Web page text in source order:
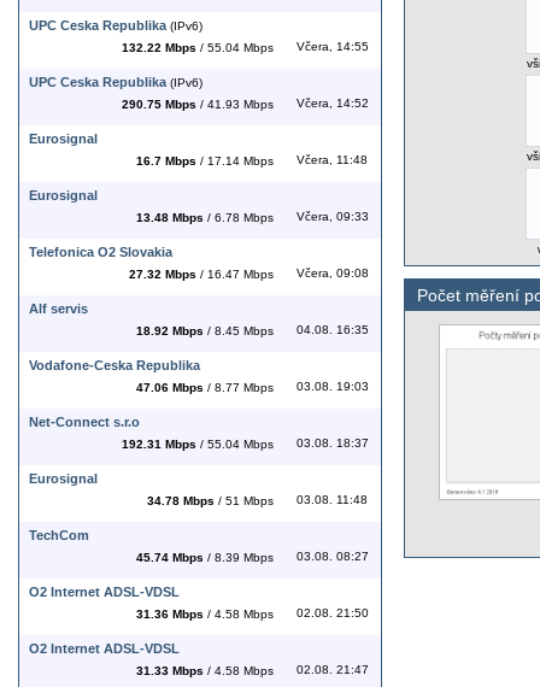
UPC Ceska Republika (IPv6)
132.22 Mbps / 55.04 Mbps Včera, 14:55
UPC Ceska Republika (IPv6)
290.75 Mbps / 41.93 Mbps Včera, 14:52
Eurosignal
16.7 Mbps / 17.14 Mbps Včera, 11:48
Eurosignal
13.48 Mbps / 6.78 Mbps Včera, 09:33
Telefonica O2 Slovakia
27.32 Mbps / 16.47 Mbps Včera, 09:08
Alf servis
18.92 Mbps / 8.45 Mbps 04.08. 16:35
Vodafone-Ceska Republika
47.06 Mbps / 8.77 Mbps 03.08. 19:03
Net-Connect s.r.o
192.31 Mbps / 55.04 Mbps 03.08. 18:37
Eurosignal
34.78 Mbps / 51 Mbps 03.08. 11:48
TechCom
45.74 Mbps / 8.39 Mbps 03.08. 08:27
O2 Internet ADSL-VDSL
31.36 Mbps / 4.58 Mbps 02.08. 21:50
O2 Internet ADSL-VDSL
31.33 Mbps / 4.58 Mbps 02.08. 21:47
Počet měření